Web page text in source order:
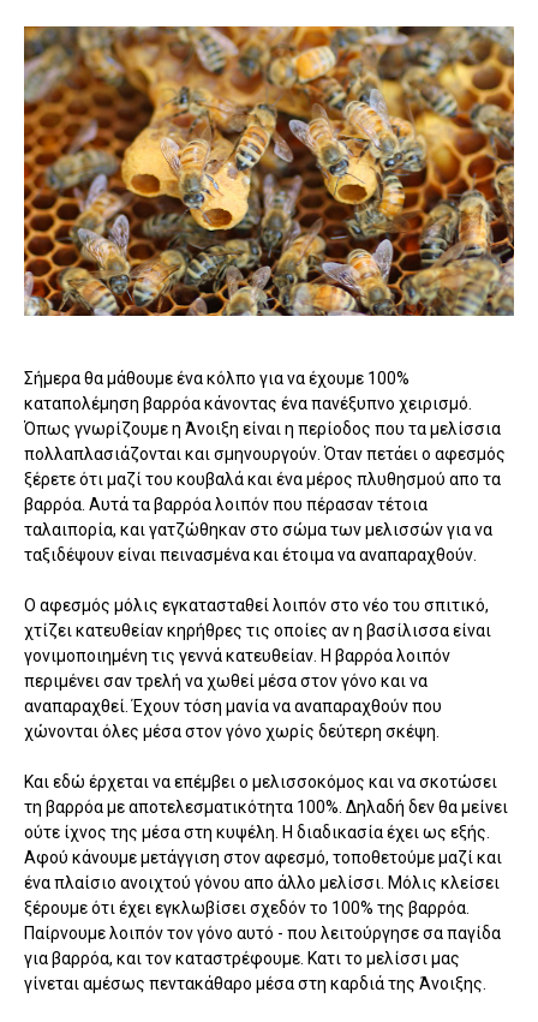
Σήμερα θα μάθουμε ένα κόλπο για να έχουμε 100%
καταπολέμηση βαρρόα κάνοντας ένα πανέξυπνο χειρισμό.
Όπως γνωρίζουμε η Άνοιξη είναι η περίοδος που τα μελίσσια
πολλαπλασιάζονται και σμηνουργούν. Όταν πετάει ο αφεσμός
ξέρετε ότι μαζί του κουβαλά και ένα μέρος πλυθησμού απο τα
βαρρόα. Αυτά τα βαρρόα λοιπόν που πέρασαν τέτοια
ταλαιπορία, και γατζώθηκαν στο σώμα των μελισσών για να
ταξιδέψουν είναι πεινασμένα και έτοιμα να αναπαραχθούν.
Ο αφεσμός μόλις εγκατασταθεί λοιπόν στο νέο του σπιτικό,
χτίζει κατευθείαν κηρήθρες τις οποίες αν η βασίλισσα είναι
γονιμοποιημένη τις γεννά κατευθείαν. Η βαρρόα λοιπόν
περιμένει σαν τρελή να χωθεί μέσα στον γόνο και να
αναπαραχθεί. Έχουν τόση μανία να αναπαραχθούν που
χώνονται όλες μέσα στον γόνο χωρίς δεύτερη σκέψη.
Και εδώ έρχεται να επέμβει ο μελισσοκόμος και να σκοτώσει
τη βαρρόα με αποτελεσματικότητα 100%. Δηλαδή δεν θα μείνει
ούτε ίχνος της μέσα στη κυψέλη. Η διαδικασία έχει ως εξής.
Αφού κάνουμε μετάγγιση στον αφεσμό, τοποθετούμε μαζί και
ένα πλαίσιο ανοιχτού γόνου απο άλλο μελίσσι. Μόλις κλείσει
ξέρουμε ότι έχει εγκλωβίσει σχεδόν το 100% της βαρρόα.
Παίρνουμε λοιπόν τον γόνο αυτό - που λειτούργησε σα παγίδα
για βαρρόα, και τον καταστρέφουμε. Κατι το μελίσσι μας
γίνεται αμέσως πεντακάθαρο μέσα στη καρδιά της Άνοιξης.